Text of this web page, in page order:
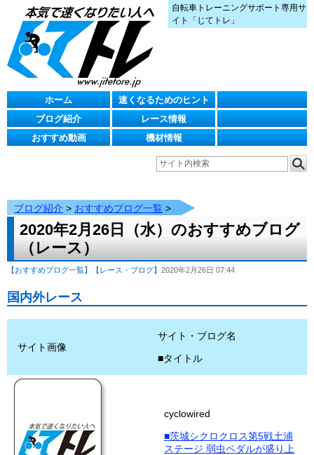
自転車トレーニングサポート専用サ
イト「じてトレ」
ホーム
速くなるためのヒント
ブログ紹介
レース情報
おすすめ動画
機材情報
ブログ紹介 > おすすめブログ一覧 >
2020年2月26日（水）のおすすめブログ
（レース）
【おすすめブログ一覧】 【レース・ブログ】 2020年2月26日 07:44
国内外レース
サイト画像
サイト・ブログ名
■タイトル
cyclowired
■茨城シクロクロス第5戦土浦
ステージ 弱虫ペダルが盛り上